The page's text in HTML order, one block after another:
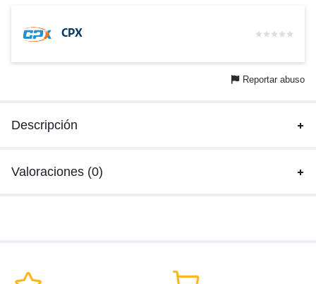
CPX
Reportar abuso
Descripción
Valoraciones (0)